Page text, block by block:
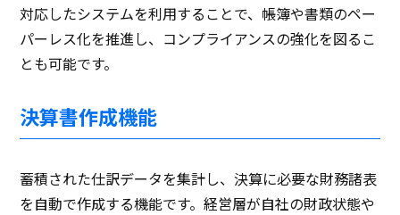
対応したシステムを利用することで、帳簿や書類のペー
パーレス化を推進し、コンプライアンスの強化を図るこ
とも可能です。
決算書作成機能
蓄積された仕訳データを集計し、決算に必要な財務諸表
を自動で作成する機能です。経営層が自社の財政状態や